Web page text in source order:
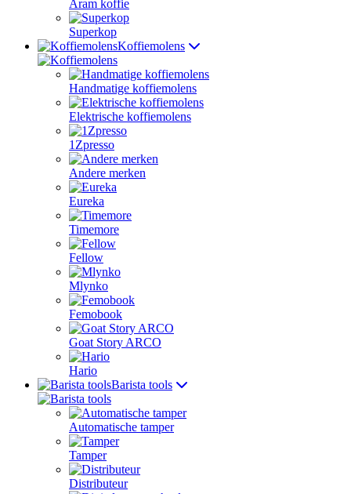
Aram koffie
Superkop
Koffiemolens
Handmatige koffiemolens
Elektrische koffiemolens
1Zpresso
Andere merken
Eureka
Timemore
Fellow
Mlynko
Femobook
Goat Story ARCO
Hario
Barista tools
Automatische tamper
Tamper
Distributeur